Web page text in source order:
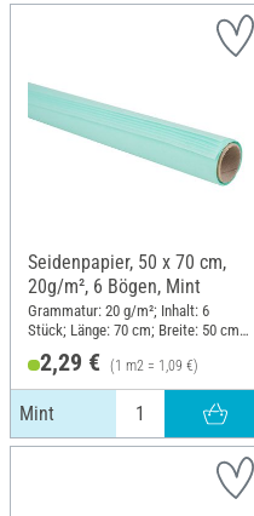
Seidenpapier, 50 x 70 cm,
20g/m², 6 Bögen, Mint
Grammatur: 20 g/m²; Inhalt: 6
Stück; Länge: 70 cm; Breite: 50 cm;
2,29 € (1 m2 = 1,09 €)
Mint